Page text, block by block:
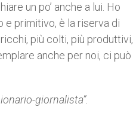
un po’ anche a lui. Ho
e primitivo, è la riserva di
più colti, più produttivi,
anche per noi, ci può
giornalista”.